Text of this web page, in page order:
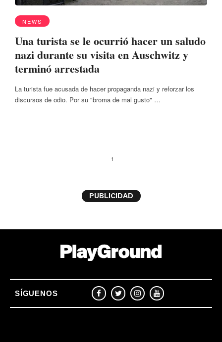
NEWS
Una turista se le ocurrió hacer un saludo
nazi durante su visita en Auschwitz y
terminó arrestada
La turista fue acusada de hacer propaganda nazi y reforzar los
discursos de odio. Por su "broma de mal gusto" …
1
PUBLICIDAD
SÍGUENOS